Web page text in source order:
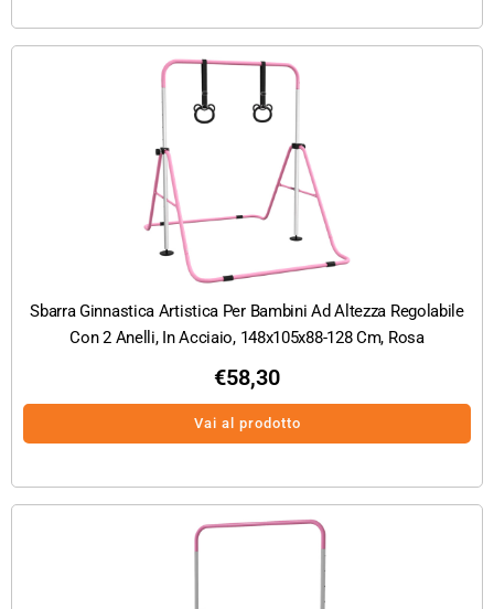
Sbarra Ginnastica Artistica Per Bambini Ad Altezza Regolabile
Con 2 Anelli, In Acciaio, 148x105x88-128 Cm, Rosa
€58,30
Vai al prodotto